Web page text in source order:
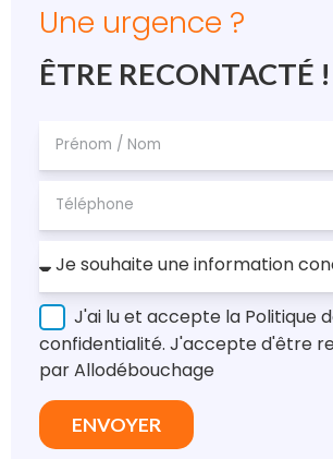
Une urgence ?
ÊTRE RECONTACTÉ !
J'ai lu et accepte la Politique
confidentialité. J'accepte d'être
par Allodébouchage
ENVOYER